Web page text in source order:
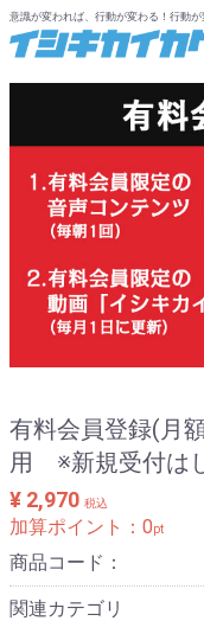
意識が変われば、行動が変わる！行動が
有料会員登録(
用 ※新規受付は
¥ 2,970 税込
加算ポイント： 0pt
商品コード：
関連カテゴリ